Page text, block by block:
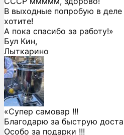
В выходные попробую в
хотите!
А пока спасибо за работу!»
Бул Кин,
Лыткарино
«Супер самовар !!!
Благодарю за быструю
Особо за подарки !!!